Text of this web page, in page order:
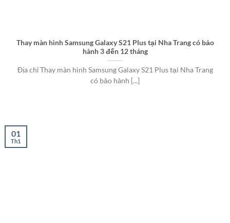
Thay màn hình Samsung Galaxy S21 Plus tại Nha Trang có bảo
hành 3 đến 12 tháng
Địa chỉ Thay màn hình Samsung Galaxy S21 Plus tại Nha Trang
có bảo hành [...]
01
Th1